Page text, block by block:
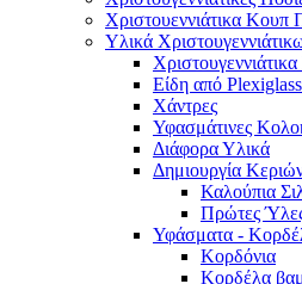
Χριστουεννιάτικα
Υλικά
Είδη από
Χάντρες
Υφασμάτινες
Διάφορα Υλικά
Δημιουργία
Καλούπια
Πρώτες
Υφάσματα -
Κορδόνια
Κορδέλα